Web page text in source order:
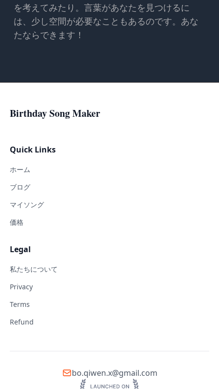
を考えてみたり。言葉があなたを見つけるに
は、少し空間が必要なこともあるのです。あな
たならできます！
Birthday Song Maker
Quick Links
ホーム
ブログ
マイソング
価格
Legal
私たちについて
Privacy
Terms
Refund
bo.qiwen.x@gmail.com